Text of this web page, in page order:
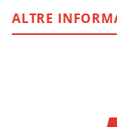
ALTRE